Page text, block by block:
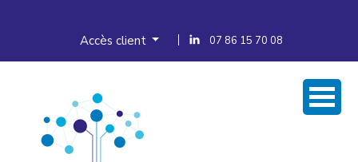
Accès client 07 86 15 70 08